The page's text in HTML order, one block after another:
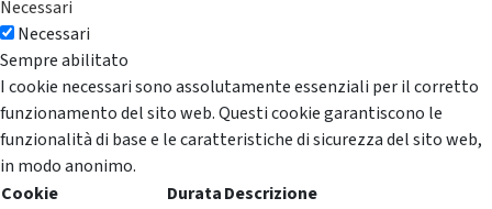
Necessari
Necessari
Sempre abilitato
I cookie necessari sono assolutamente essenziali per il corretto
funzionamento del sito web. Questi cookie garantiscono le
funzionalità di base e le caratteristiche di sicurezza del sito web,
in modo anonimo.
Cookie
DurataDescrizione